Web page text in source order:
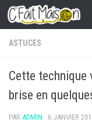
Skip to content
ASTUCES
Cette technique
brise en
PAR ADMIN · 6 JANVIER